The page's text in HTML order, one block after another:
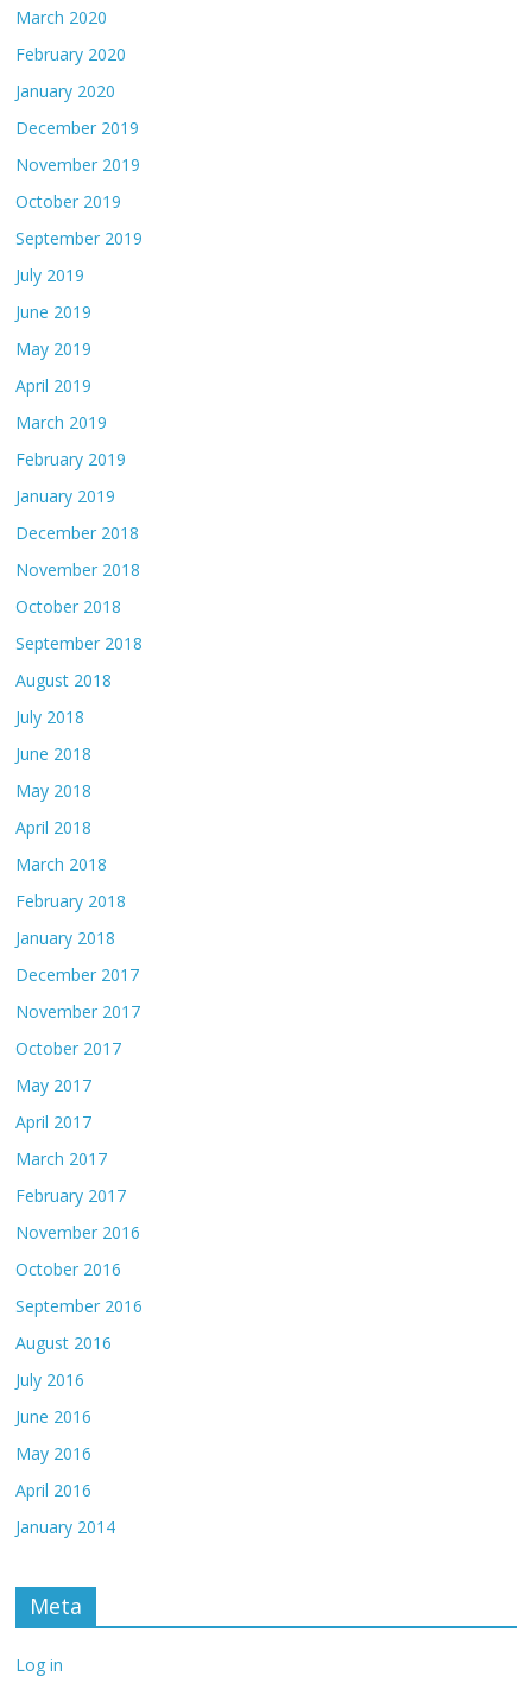
March 2020
February 2020
January 2020
December 2019
November 2019
October 2019
September 2019
July 2019
June 2019
May 2019
April 2019
March 2019
February 2019
January 2019
December 2018
November 2018
October 2018
September 2018
August 2018
July 2018
June 2018
May 2018
April 2018
March 2018
February 2018
January 2018
December 2017
November 2017
October 2017
May 2017
April 2017
March 2017
February 2017
November 2016
October 2016
September 2016
August 2016
July 2016
June 2016
May 2016
April 2016
January 2014
Meta
Log in